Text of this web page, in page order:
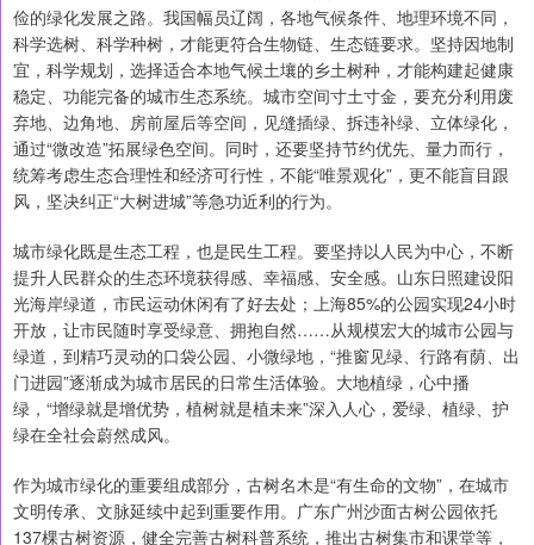
俭的绿化发展之路。我国幅员辽阔，各地气候条件、地理环境不同，
科学选树、科学种树，才能更符合生物链、生态链要求。坚持因地制
宜，科学规划，选择适合本地气候土壤的乡土树种，才能构建起健康
稳定、功能完备的城市生态系统。城市空间寸土寸金，要充分利用废
弃地、边角地、房前屋后等空间，见缝插绿、拆违补绿、立体绿化，
通过“微改造”拓展绿色空间。同时，还要坚持节约优先、量力而行，
统筹考虑生态合理性和经济可行性，不能“唯景观化”，更不能盲目跟
风，坚决纠正“大树进城”等急功近利的行为。
城市绿化既是生态工程，也是民生工程。要坚持以人民为中心，不断
提升人民群众的生态环境获得感、幸福感、安全感。山东日照建设阳
光海岸绿道，市民运动休闲有了好去处；上海85%的公园实现24小时
开放，让市民随时享受绿意、拥抱自然……从规模宏大的城市公园与
绿道，到精巧灵动的口袋公园、小微绿地，“推窗见绿、行路有荫、出
门进园”逐渐成为城市居民的日常生活体验。大地植绿，心中播
绿，“增绿就是增优势，植树就是植未来”深入人心，爱绿、植绿、护
绿在全社会蔚然成风。
作为城市绿化的重要组成部分，古树名木是“有生命的文物”，在城市
文明传承、文脉延续中起到重要作用。广东广州沙面古树公园依托
137棵古树资源，健全完善古树科普系统，推出古树集市和课堂等，